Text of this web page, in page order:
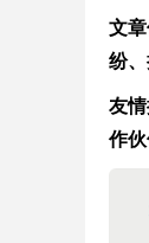
文
纷
友
作